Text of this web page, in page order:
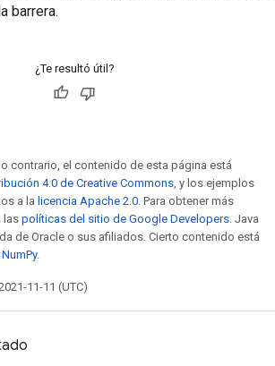
barrera.
¿Te resultó útil?
contrario, el contenido de esta página está
4.0 de Creative Commons, y los ejemplos
a la licencia Apache 2.0. Para obtener más
las políticas del sitio de Google Developers. Java
de Oracle o sus afiliados. Cierto contenido está
.
11-11 (UTC)